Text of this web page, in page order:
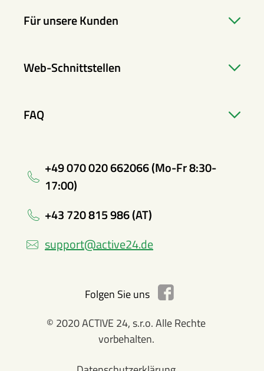
Für unsere Kunden
Web-Schnittstellen
FAQ
+49 070 020 662066 (Mo-Fr 8:30-
17:00)
+43 720 815 986 (AT)
support@active24.de
Folgen Sie uns
© 2020 ACTIVE 24, s.r.o. Alle Rechte
vorbehalten.